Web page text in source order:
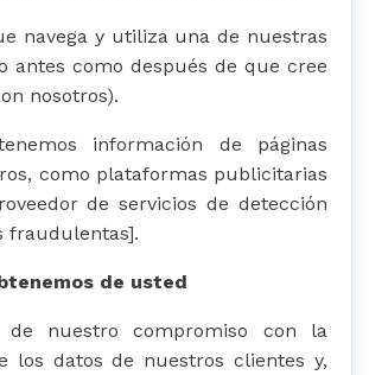
navega y utiliza una de nuestras
antes como después de que cree
nosotros).
información de páginas
como plataformas publicitarias
de servicios de detección
fraudulentas].
de usted
de nuestro compromiso con la
los datos de nuestros clientes y,